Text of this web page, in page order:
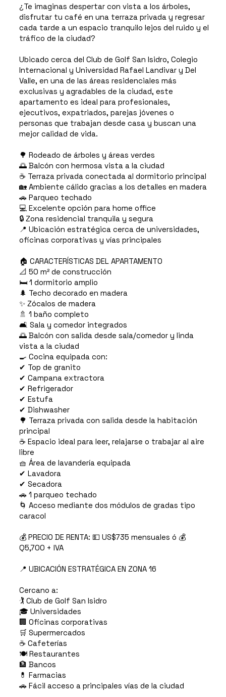
¿Te imaginas despertar con vista a los árboles,
disfrutar tu café en una terraza privada y regresar
cada tarde a un espacio tranquilo lejos del ruido y el
tráfico de la ciudad?
Ubicado cerca del Club de Golf San Isidro, Colegio
Internacional y Universidad Rafael Landivar y Del
Valle, en una de las áreas residenciales más
exclusivas y agradables de la ciudad, este
apartamento es ideal para profesionales,
ejecutivos, expatriados, parejas jóvenes o
personas que trabajan desde casa y buscan una
mejor calidad de vida.
🌳 Rodeado de árboles y áreas verdes
🌅 Balcón con hermosa vista a la ciudad
☕ Terraza privada conectada al dormitorio principal
🏡 Ambiente cálido gracias a los detalles en madera
🚗 Parqueo techado
💻 Excelente opción para home office
🔒 Zona residencial tranquila y segura
📍 Ubicación estratégica cerca de universidades,
oficinas corporativas y vías principales
🏠 CARACTERÍSTICAS DEL APARTAMENTO
📐 50 m² de construcción
🛏️ 1 dormitorio amplio
🌲 Techo decorado en madera
✨ Zócalos de madera
🚿 1 baño completo
🛋️ Sala y comedor integrados
🌅 Balcón con salida desde sala/comedor y linda
vista a la ciudad
🍳 Cocina equipada con:
✔ Top de granito
✔ Campana extractora
✔ Refrigerador
✔ Estufa
✔ Dishwasher
🌳 Terraza privada con salida desde la habitación
principal
☕ Espacio ideal para leer, relajarse o trabajar al aire
libre
🧺 Área de lavandería equipada
✔ Lavadora
✔ Secadora
🚗 1 parqueo techado
🌀 Acceso mediante dos módulos de gradas tipo
caracol
💰 PRECIO DE RENTA: 💵 US$735 mensuales ó 💰
Q5,700 + IVA
📍 UBICACIÓN ESTRATÉGICA EN ZONA 16
Cercano a:
🏌️ Club de Golf San Isidro
🎓 Universidades
🏢 Oficinas corporativas
🛒 Supermercados
☕ Cafeterías
🍽️ Restaurantes
🏦 Bancos
💊 Farmacias
🚗 Fácil acceso a principales vías de la ciudad